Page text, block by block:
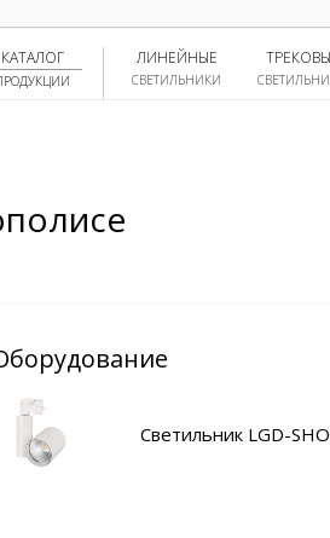
ЛИНЕЙНЫЕ
СВЕТИЛЬНИКИ
КАТАЛОГ
Светильник LGD-